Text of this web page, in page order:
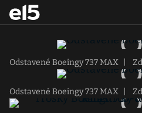
Odstavené Boeingy 737 MAX
Odstavené Boeingy 737 MAX